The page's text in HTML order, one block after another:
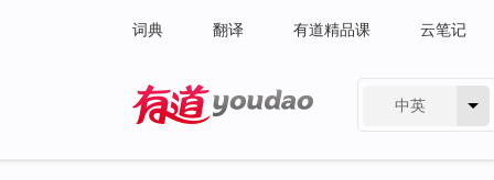
词典 翻译 有道精品课 云笔记
中英